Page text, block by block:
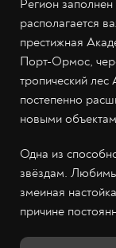
Регион
располагается
престижная
Порт-Ормос,
тропический
постепенно
новыми
Одна из
звёздам.
змеиная
причине